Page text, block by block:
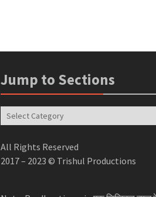
Jump to Sections
Jump
to
All Rights Reserved
2017 – 2023 © Trishul Productions